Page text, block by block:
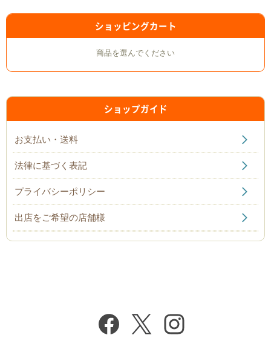
今年も楽しみです！「浜島守ぶどう園」大府市産の朝採り
2025/06/10
限定お見逃しなく！
た！
2025/05/22
知多半島が誇る鬼崎海苔が通販で買えるのはここだけ！
話題のクラフトコーラ！知多コーラの販売を開始しまし
りがとうございました。
ショッピングカート
商品を選んでください
ショップガイド
お支払い・送料
法律に基づく表記
プライバシーポリシー
出店をご希望の店舗様